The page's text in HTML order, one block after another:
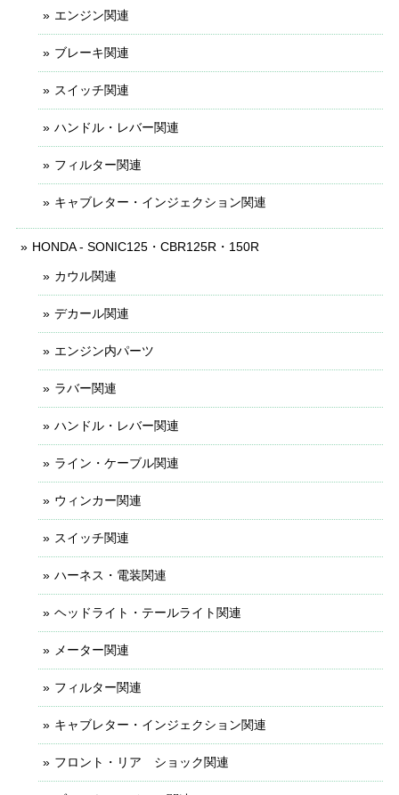
エンジン関連
ブレーキ関連
スイッチ関連
ハンドル・レバー関連
フィルター関連
キャブレター・インジェクション関連
HONDA - SONIC125・CBR125R・150R
カウル関連
デカール関連
エンジン内パーツ
ラバー関連
ハンドル・レバー関連
ライン・ケーブル関連
ウィンカー関連
スイッチ関連
ハーネス・電装関連
ヘッドライト・テールライト関連
メーター関連
フィルター関連
キャブレター・インジェクション関連
フロント・リア ショック関連